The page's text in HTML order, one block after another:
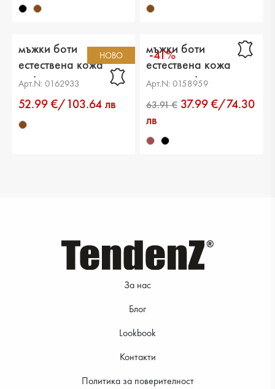
НОВО
мъжки боти
естествена кожа
кафяви
Арт.N: 0162933
52.99 €/103.64 лв
-41%
мъжки боти
естествена кожа
тъмно кафяви
Арт.N: 0158959
37.99 €/74.30
лв
За нас
Блог
Lookbook
Контакти
Политика за поверителност